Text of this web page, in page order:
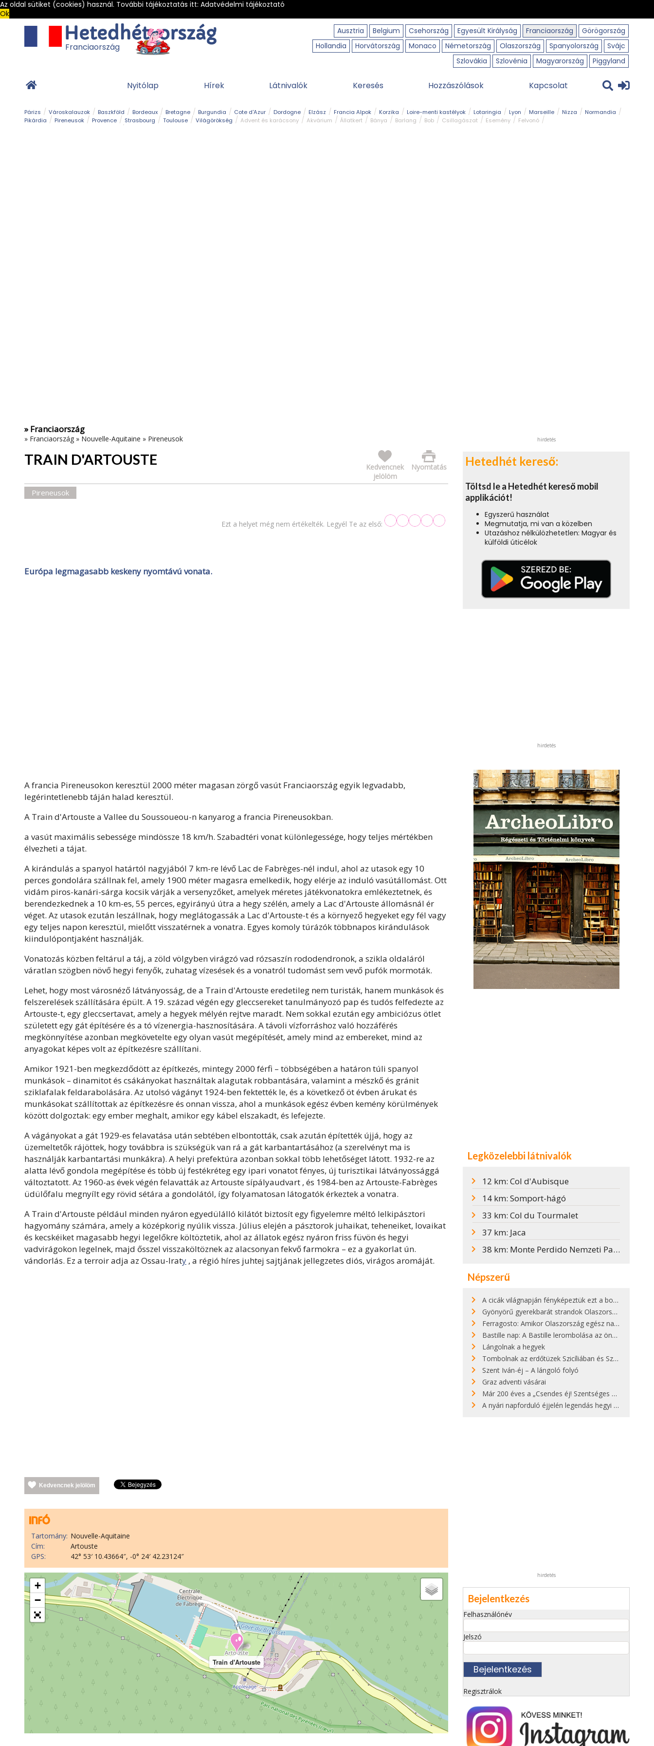
Az oldal sütiket (cookies) használ. További tájékoztatás itt: Adatvédelmi tájékoztató
Ok
Ausztria
Belgium Csehország Egyesült Királyság Franciaország
Görögország
Hollandia
Horvátország Monaco Németország Olaszország Spanyolország
Svájc
Szlovákia
Szlovénia Magyarország Piggyland
Franciaország
Nyitólap Hírek Látnivalók Keresés Hozzászólások Kapcsolat
Párizs Városkalauzok Baszkföld Bordeaux Bretagne Burgundia Cote d'Azur Dordogne Elzász Francia Alpok Korzika Loire-menti kastélyok Lotaringia Lyon Marseille Nizza
Normandia
Pikárdia
Pireneusok Provence Strasbourg Toulouse Világörökség Advent és karácsony Akvárium Állatkert Bánya Barlang Bob Csillagászat Esemény
Felvonó
» Franciaország
» Franciaország » Nouvelle-Aquitaine » Pireneusok
TRAIN D'ARTOUSTE Nyomtatás
Kedvencnek
jelölöm
Pireneusok
Ezt a helyet még nem értékelték. Legyél Te az első:
Európa legmagasabb keskeny nyomtávú vonata.
A francia Pireneusokon keresztül 2000 méter magasan zörgő vasút Franciaország egyik legvadabb,
legérintetlenebb táján halad keresztül.
A Train d'Artouste a Vallee du Soussoueou-n kanyarog a francia Pireneusokban.
a vasút maximális sebessége mindössze 18 km/h. Szabadtéri vonat különlegessége, hogy teljes mértékben
élvezheti a tájat.
A kirándulás a spanyol határtól nagyjából 7 km-re lévő Lac de Fabrèges-nél indul, ahol az utasok egy 10
perces gondolára szállnak fel, amely 1900 méter magasra emelkedik, hogy elérje az induló vasútállomást. Ott
vidám piros-kanári-sárga kocsik várják a versenyzőket, amelyek méretes játékvonatokra emlékeztetnek, és
berendezkednek a 10 km-es, 55 perces, egyirányú útra a hegy szélén, amely a Lac d'Artouste állomásnál ér
véget. Az utasok ezután leszállnak, hogy meglátogassák a Lac d'Artouste-t és a környező hegyeket egy fél vagy
egy teljes napon keresztül, mielőtt visszatérnek a vonatra. Egyes komoly túrázók többnapos kirándulások
kiindulópontjaként használják.
Vonatozás közben feltárul a táj, a zöld völgyben virágzó vad rózsaszín rododendronok, a szikla oldaláról
váratlan szögben növő hegyi fenyők, zuhatag vízesések és a vonatról tudomást sem vevő pufók mormoták.
Lehet, hogy most városnéző látványosság, de a Train d'Artouste eredetileg nem turisták, hanem munkások és
felszerelések szállítására épült. A 19. század végén egy gleccsereket tanulmányozó pap és tudós felfedezte az
Artouste-t, egy gleccsertavat, amely a hegyek mélyén rejtve maradt. Nem sokkal ezután egy ambiciózus ötlet
született egy gát építésére és a tó vízenergia-hasznosítására. A távoli vízforráshoz való hozzáférés
megkönnyítése azonban megkövetelte egy olyan vasút megépítését, amely mind az embereket, mind az
anyagokat képes volt az építkezésre szállítani.
Amikor 1921-ben megkezdődött az építkezés, mintegy 2000 férfi – többségében a határon túli spanyol
munkások – dinamitot és csákányokat használtak alagutak robbantására, valamint a mészkő és gránit
sziklafalak feldarabolására. Az utolsó vágányt 1924-ben fektették le, és a következő öt évben árukat és
munkásokat szállítottak az építkezésre és onnan vissza, ahol a munkások egész évben kemény körülmények
között dolgoztak: egy ember meghalt, amikor egy kábel elszakadt, és lefejezte.
A vágányokat a gát 1929-es felavatása után sebtében elbontották, csak azután építették újjá, hogy az
üzemeltetők rájöttek, hogy továbbra is szükségük van rá a gát karbantartásához (a szerelvényt ma is
használják karbantartási munkákra). A helyi prefektúra azonban sokkal több lehetőséget látott. 1932-re az
alatta lévő gondola megépítése és több új festékréteg egy ipari vonatot fényes, új turisztikai látványossággá
változtatott. Az 1960-as évek végén felavatták az Artouste sípályaudvart , és 1984-ben az Artouste-Fabrèges
üdülőfalu megnyílt egy rövid sétára a gondolától, így folyamatosan látogatók érkeztek a vonatra.
A Train d'Artouste például minden nyáron egyedülálló kilátót biztosít egy figyelemre méltó lelkipásztori
hagyomány számára, amely a középkorig nyúlik vissza. Július elején a pásztorok juhaikat, teheneiket, lovaikat
és kecskéiket magasabb hegyi legelőkre költöztetik, ahol az állatok egész nyáron friss füvön és hegyi
vadvirágokon legelnek, majd ősszel visszaköltöznek az alacsonyan fekvő farmokra – ez a gyakorlat ún.
vándorlás. Ez a terroir adja az Ossau-Iraty , a régió híres juhtej sajtjának jellegzetes diós, virágos aromáját.
Kedvencnek jelölöm
Tartomány: Nouvelle-Aquitaine
Cím:
Artouste
GPS:
42° 53′ 10.43664″, -0° 24′ 42.23124″
Train d'Artouste
+
−
hirdetés
Hetedhét kereső:
Töltsd le a Hetedhét kereső mobil
applikációt!
Egyszerű használat
Megmutatja, mi van a közelben
Utazáshoz nélkülözhetetlen: Magyar és
külföldi úticélok
hirdetés
Legközelebbi látnivalók
12 km: Col d'Aubisque
14 km: Somport-hágó
33 km: Col du Tourmalet
37 km: Jaca
38 km: Monte Perdido Nemzeti Park
Népszerű
A cicák világnapján fényképeztük ezt a bokor alatt hűsölő cicát Kisorosziban
Gyönyörű gyerekbarát strandok Olaszországban - megmutatjuk a 15 legjobbat
Ferragosto: Amikor Olaszország egész nap nyaral
Bastille nap: A Bastille lerombolása az önkényuralom végét jelentette
Lángolnak a hegyek
Tombolnak az erdőtüzek Szicíliában és Szardínián
Szent Iván-éj – A lángoló folyó
Graz adventi vásárai
Már 200 éves a „Csendes éj! Szentséges éj!”
A nyári napforduló éjjelén legendás hegyi tüzek világítják meg Zugspitzét
hirdetés
Bejelentkezés
Felhasználónév
Jelszó
Regisztrálok